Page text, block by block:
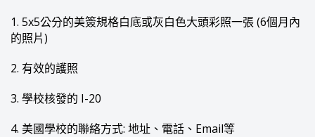
1. 5x5公分的美簽規格白底或灰白色大頭彩照一張 (6個月內
的照片)
2. 有效的護照
3. 學校核發的 I-20
4. 美國學校的聯絡方式: 地址、電話、Email等